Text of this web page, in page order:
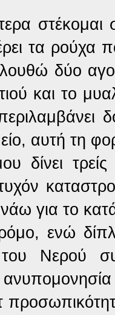
στέκομαι
τα ρούχα
δύο
και το
αυτή τη
δίνει
τυχόν
για το
ενώ
Νερού